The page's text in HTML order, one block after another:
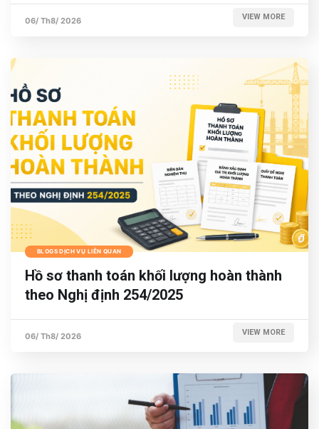
06/ Th8/ 2026 VIEW MORE
BLOGS DỊCH VỤ LIÊN QUAN
Hồ sơ thanh toán khối lượng hoàn thành
theo Nghị định 254/2025
06/ Th8/ 2026 VIEW MORE